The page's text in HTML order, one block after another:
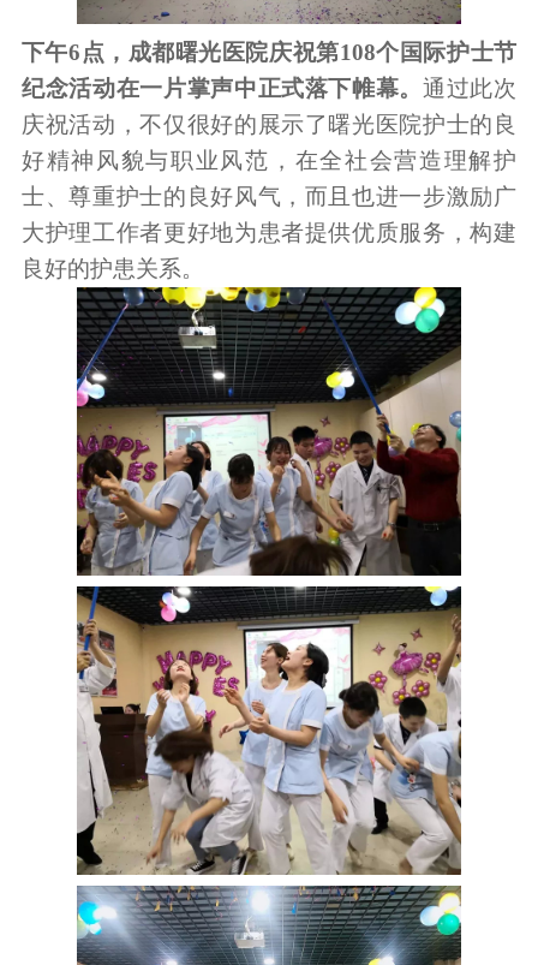
下午6点，成都曙光医院庆祝第108个国际护士节
纪念活动在一片掌声中正式落下帷幕。通过此次
庆祝活动，不仅很好的展示了曙光医院护士的良
好精神风貌与职业风范，在全社会营造理解护
士、尊重护士的良好风气，而且也进一步激励广
大护理工作者更好地为患者提供优质服务，构建
良好的护患关系。